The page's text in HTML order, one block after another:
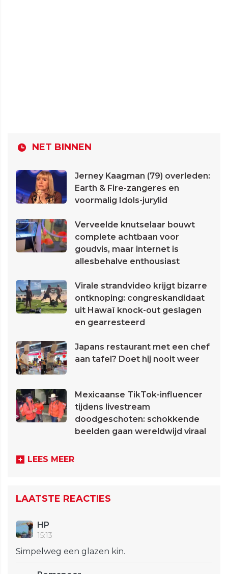
NET BINNEN
Jerney Kaagman (79) overleden:
Earth & Fire-zangeres en
voormalig Idols-jurylid
Verveelde knutselaar bouwt
complete achtbaan voor
goudvis, maar internet is
allesbehalve enthousiast
Virale strandvideo krijgt bizarre
ontknoping: congreskandidaat
uit Hawaï knock-out geslagen
en gearresteerd
Japans restaurant met een chef
aan tafel? Doet hij nooit weer
Mexicaanse TikTok-influencer
tijdens livestream
doodgeschoten: schokkende
beelden gaan wereldwijd viraal
LEES MEER
LAATSTE REACTIES
HP
15:13
Simpelweg een glazen kin.